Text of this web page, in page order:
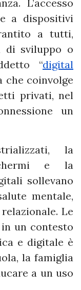
L’accesso
a dispositivi
a tutti,
di sviluppo o
“digital
che coinvolge
privati, nel
un
la
e la
sollevano
mentale,
Le
un contesto
e digitale è
la famiglia
a un uso